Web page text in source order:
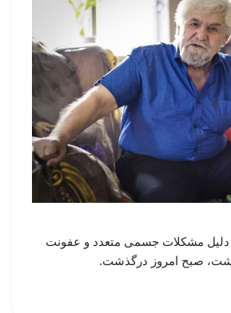
مشکلات جسمی متعدد و عفونت
صبح امروز درگذشت.